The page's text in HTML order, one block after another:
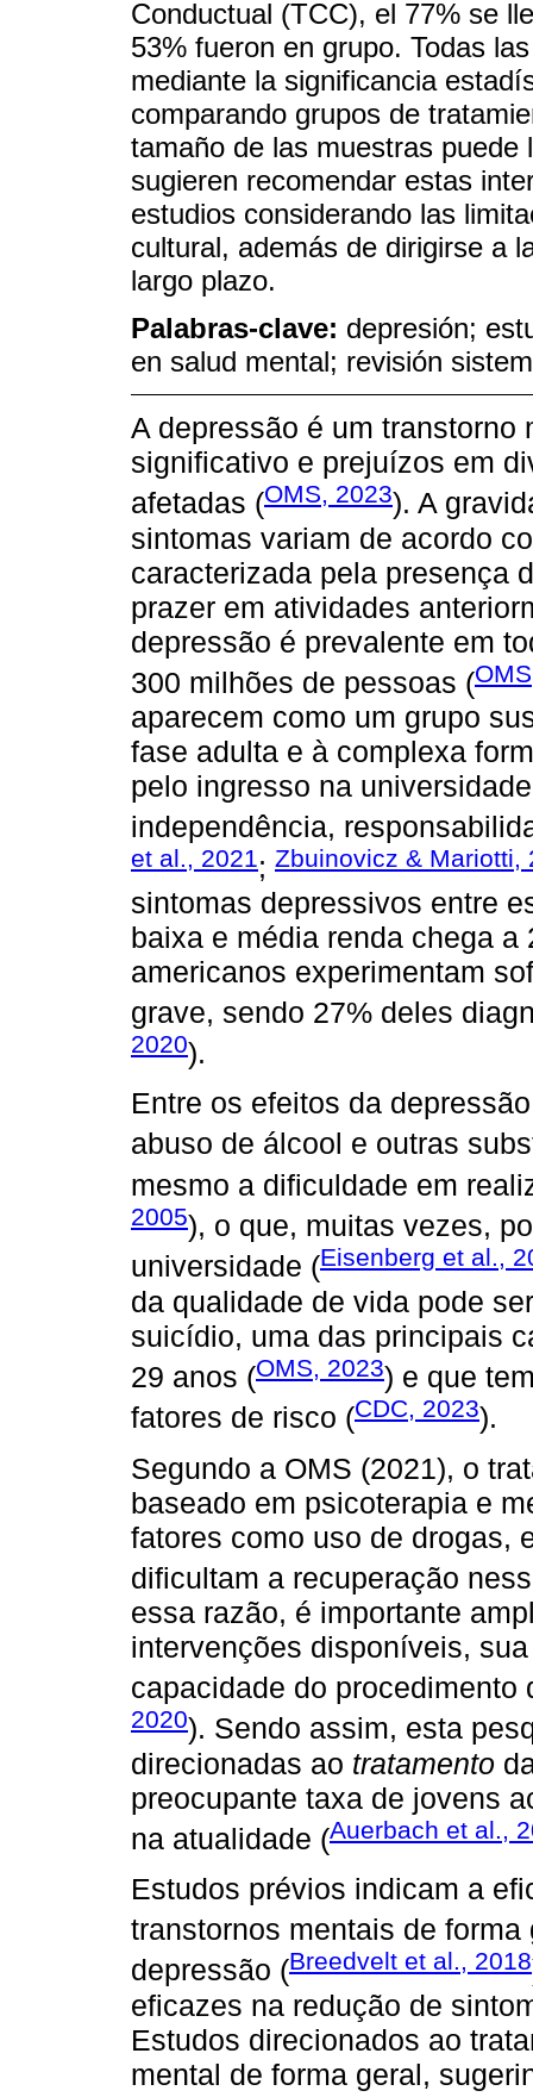
Conductual (TCC), el 77% se
53% fueron en grupo. Todas
mediante la significancia
comparando grupos de
tamaño de las muestras puede
sugieren recomendar estas
estudios considerando las
cultural, además de dirigirse a
largo plazo.
Palabras-clave: depresión;
en salud mental; revisión
A depressão é um transtorno
significativo e prejuízos em
afetadas (OMS, 2023). A
sintomas variam de acordo
caracterizada pela presença
prazer em atividades
depressão é prevalente em
300 milhões de pessoas (
aparecem como um grupo
fase adulta e à complexa
pelo ingresso na
independência,
et al., 2021; Zbuinovicz & Mariotti,
sintomas depressivos entre
baixa e média renda chega
americanos experimentam
grave, sendo 27% deles
2020).
Entre os efeitos da
abuso de álcool e outras
mesmo a dificuldade em
2005), o que, muitas vezes,
universidade (Eisenberg et al.,
da qualidade de vida pode
suicídio, uma das principais
29 anos (OMS, 2023) e que
fatores de risco (CDC, 2023).
Segundo a OMS (2021), o
baseado em psicoterapia e
fatores como uso de drogas,
dificultam a recuperação
essa razão, é importante
intervenções disponíveis,
capacidade do procedimento
2020). Sendo assim, esta
direcionadas ao tratamento
preocupante taxa de jovens
na atualidade (Auerbach et al.,
Estudos prévios indicam a
transtornos mentais de forma
depressão (Breedvelt et al., 2018
eficazes na redução de
Estudos direcionados ao
mental de forma geral,